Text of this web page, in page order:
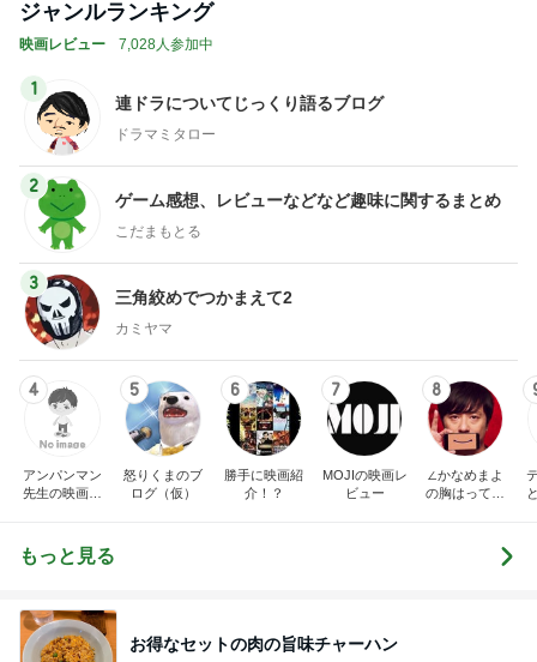
ジャンルランキング
映画レビュー 7,028人参加中
1
連ドラについてじっくり語るブログ
ドラマミタロー
2
ゲーム感想、レビューなどなど趣味に関するまとめ
こだまもとる
3
三角絞めでつかまえて2
カミヤマ
4
アンパンマン
先生の映画講
5
怒りくまのブ
ログ（仮）
6
勝手に映画紹
介！？
7
MOJIの映画レ
ビュー
8
∠かなめまよ
の胸はって行
もっと見る
お得なセットの肉の旨味チャーハン